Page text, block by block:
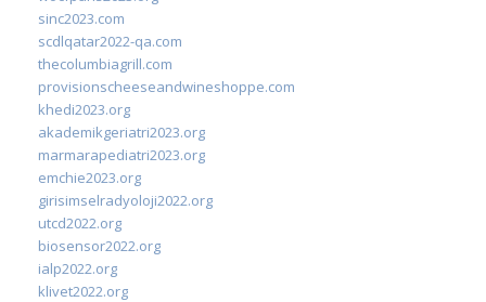
sinc2023.com
scdlqatar2022-qa.com
thecolumbiagrill.com
provisionscheeseandwineshoppe.com
khedi2023.org
akademikgeriatri2023.org
marmarapediatri2023.org
emchie2023.org
girisimselradyoloji2022.org
utcd2022.org
biosensor2022.org
ialp2022.org
klivet2022.org